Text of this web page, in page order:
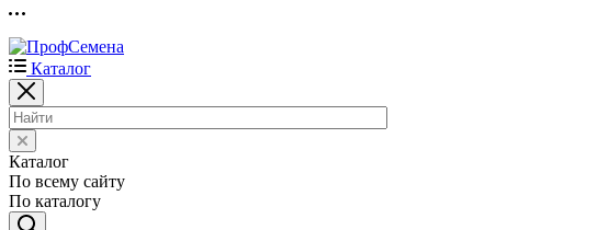
Каталог
Каталог
По всему сайту
По каталогу